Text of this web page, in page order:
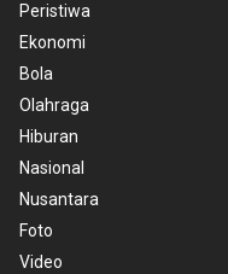
Peristiwa
Ekonomi
Bola
Olahraga
Hiburan
Nasional
Nusantara
Foto
Video